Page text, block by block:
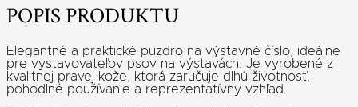
POPIS PRODUKTU
Elegantné a praktické puzdro na výstavné číslo, ideálne
pre vystavovateľov psov na výstavách. Je vyrobené z
kvalitnej pravej kože, ktorá zaručuje dlhú životnosť,
pohodlné používanie a reprezentatívny vzhľad.